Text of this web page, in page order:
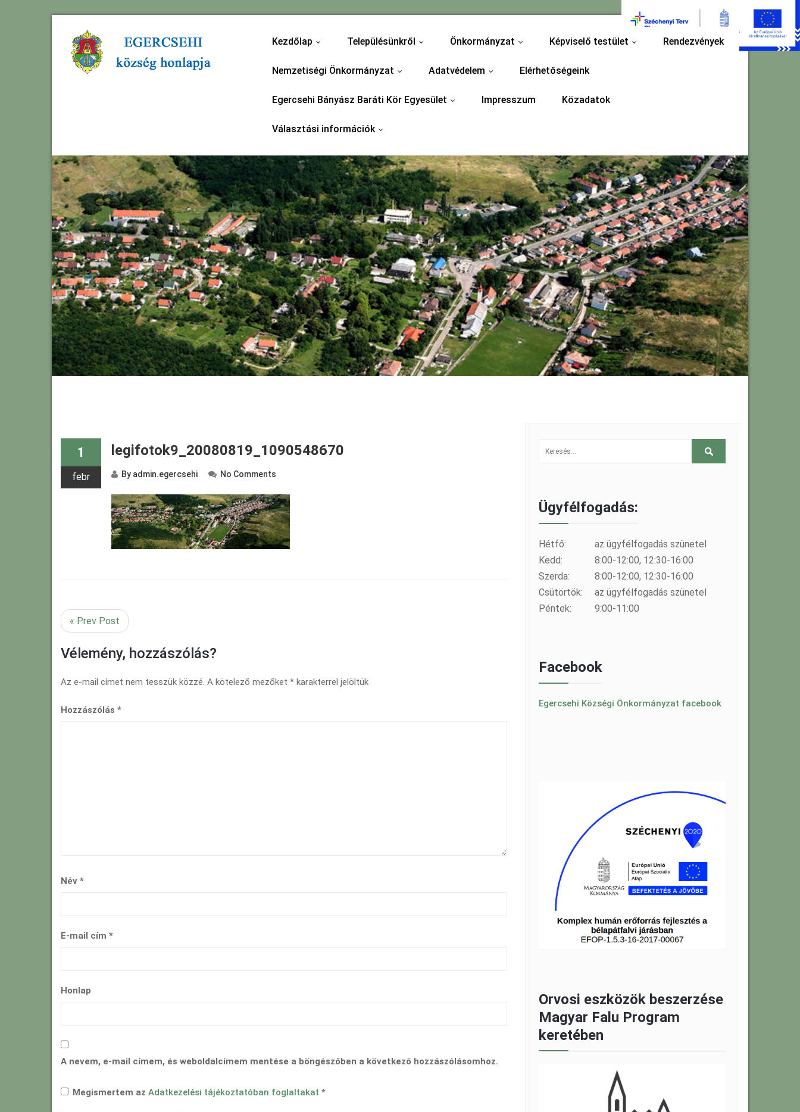
Kezdőlap Településünkről Önkormányzat Képviselő testület Rendezvények
Nemzetiségi Önkormányzat Adatvédelem Elérhetőségeink
Egercsehi Bányász Baráti Kör Egyesület Impresszum Közadatok
Választási információk
1
febr
legifotok9_20080819_1090548670
By admin.egercsehi No Comments
« Prev Post
Vélemény, hozzászólás?
Az e-mail címet nem tesszük közzé. A kötelező mezőket * karakterrel jelöltük
Hozzászólás *
Név *
E-mail cím *
Honlap
A nevem, e-mail címem, és weboldalcímem mentése a böngészőben a következő hozzászólásomhoz.
Megismertem az Adatkezelési tájékoztatóban foglaltakat *
Ügyfélfogadás:
Hétfő:
az ügyfélfogadás szünetel
Kedd:
8:00-12:00, 12:30-16:00
Szerda:
8:00-12:00, 12:30-16:00
Csütörtök:
az ügyfélfogadás szünetel
Péntek:
9:00-11:00
Facebook
Egercsehi Községi Önkormányzat facebook
Orvosi eszközök beszerzése
Magyar Falu Program
keretében